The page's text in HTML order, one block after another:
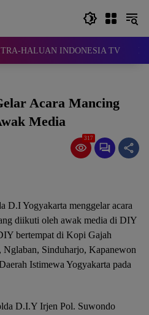
HALUAN INDONESIA TV
Acara Mancing
Media
317
D.I Yogyakarta menggelar acara
diikuti oleh awak media di DIY
bertempat di Kopi Gajah
Nglaban, Sinduharjo, Kapanewon
Istimewa Yogyakarta pada
D.I.Y Irjen Pol. Suwondo